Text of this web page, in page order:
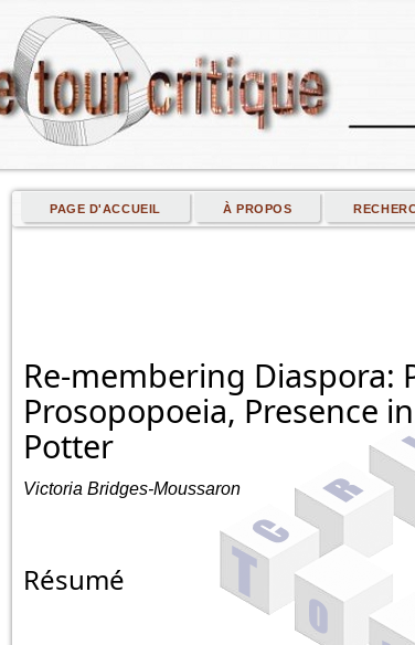
PAGE D'ACCUEIL À PROPOS
Re-membering Diaspora:
Prosopopoeia, Presence
Potter
Victoria Bridges-Moussaron
Résumé